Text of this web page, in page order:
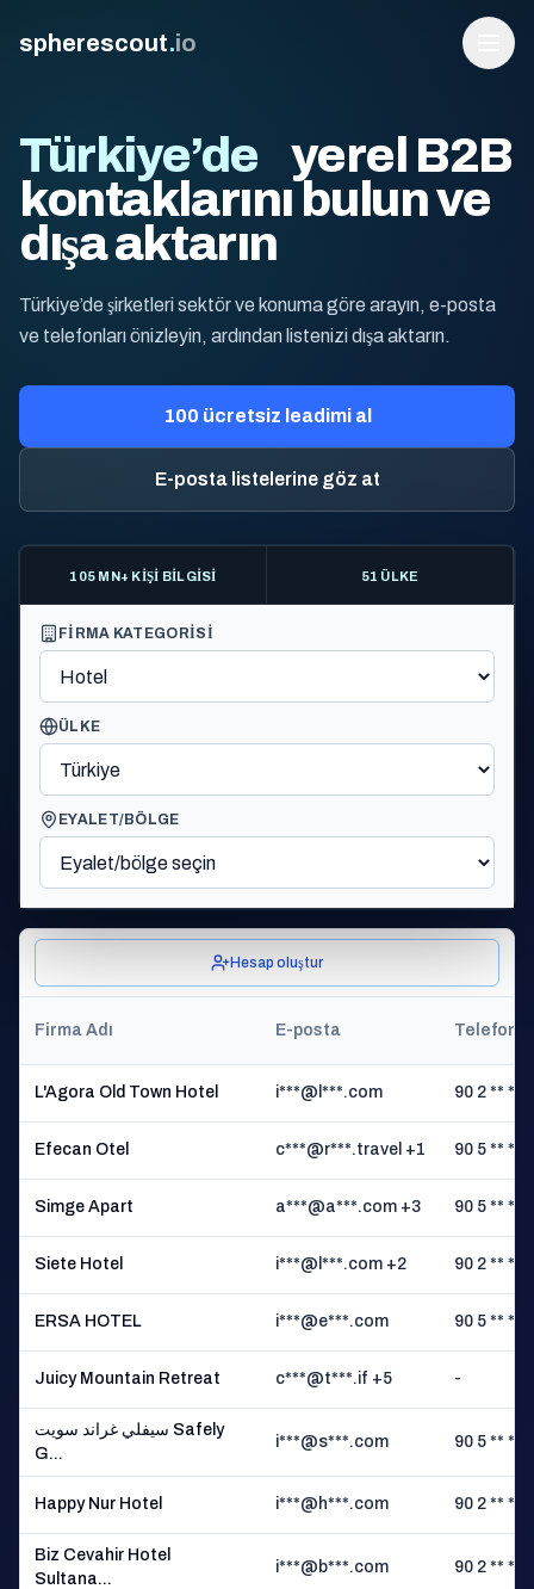
spherescout.io
100 ücretsiz lead alın
Türkiye’de
yerel B2B
kontaklarını bulun ve
dışa aktarın
Türkiye’de şirketleri sektör ve konuma göre arayın, e-posta
ve telefonları önizleyin, ardından listenizi dışa aktarın.
100 ücretsiz leadimi al
E-posta listelerine göz at
105 MN+ KIŞI BILGISI 51 ÜLKE
FIRMA KATEGORISI
ÜLKE
EYALET/BÖLGE
Hesap oluştur
Firma Adı E-posta Telefon
L'Agora Old Town Hotel i***@l***.com 90 2 ** **
Efecan Otel c***@r***.travel +1 90 5 ** **
Simge Apart a***@a***.com +3 90 5 ** **
Siete Hotel i***@l***.com +2 90 2 ** **
ERSA HOTEL i***@e***.com 90 5 ** **
Juicy Mountain Retreat c***@t***.if +5 -
سيفلي غراند سويت Safely
G...
i***@s***.com 90 5 ** **
Happy Nur Hotel i***@h***.com 90 2 ** **
Biz Cevahir Hotel
Sultana...
i***@b***.com 90 2 ** **